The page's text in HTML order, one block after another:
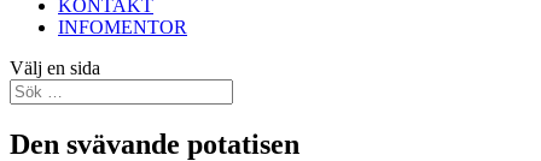
KONTAKT
INFOMENTOR
Välj en sida
Den svävande potatisen